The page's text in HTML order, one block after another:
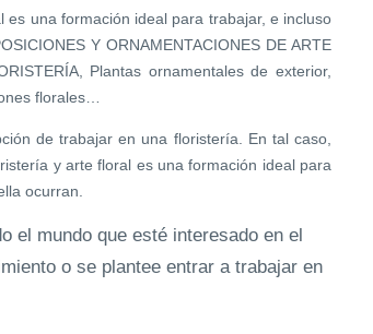
una formación ideal para trabajar, e incluso
Y ORNAMENTACIONES DE ARTE
Plantas ornamentales de exterior,
florales…
de trabajar en una floristería. En tal caso,
y arte floral es una formación ideal para
ocurran.
el mundo que esté interesado en el
o se plantee entrar a trabajar en